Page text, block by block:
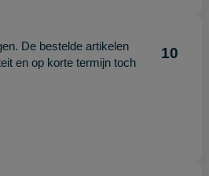
De bestelde artikelen
en op korte termijn toch
10